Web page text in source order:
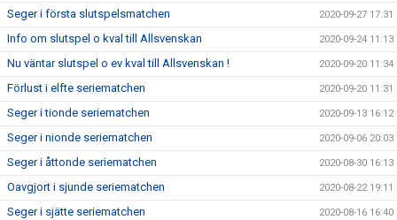
Seger i första slutspelsmatchen 2020-09-27 17:31
Info om slutspel o kval till Allsvenskan 2020-09-24 11:13
Nu väntar slutspel o ev kval till Allsvenskan ! 2020-09-20 11:34
Förlust i elfte seriematchen 2020-09-20 11:31
Seger i tionde seriematchen 2020-09-13 16:12
Seger i nionde seriematchen 2020-09-06 20:03
Seger i åttonde seriematchen 2020-08-30 16:13
Oavgjort i sjunde seriematchen 2020-08-22 19:11
Seger i sjätte seriematchen 2020-08-16 16:40